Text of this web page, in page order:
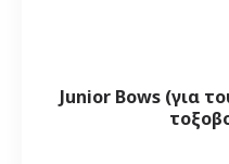
Junior Bows (για